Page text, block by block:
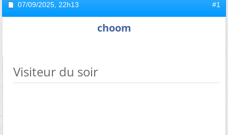
07/09/2025, 22h13 #1
choom
Visiteur du soir